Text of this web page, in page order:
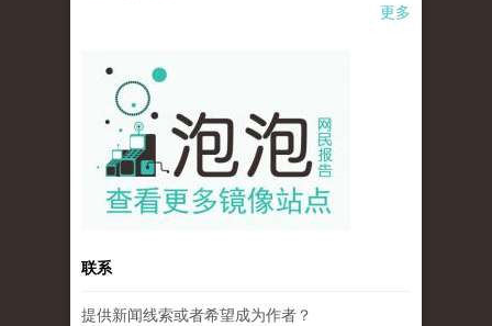
更多
pao-pao-banner-mirror-site-120814.jpg
联系
提供新闻线索或者希望成为作者？